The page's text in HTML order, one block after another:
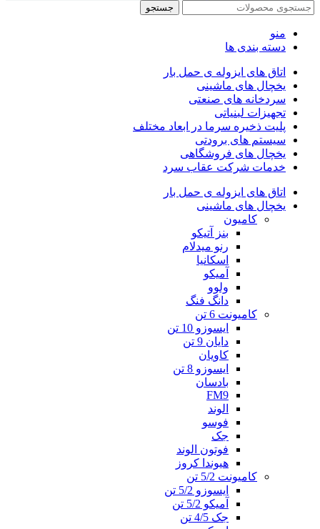
جستجو
منو
دسته بندی ها
اتاق های ایزوله ی حمل بار
یخچال های ماشینی
سردخانه های صنعتی
تجهیزات لبنیاتی
پلیت ذخیره سرما در ابعاد مختلف
سیستم های برودتی
یخچال های فروشگاهی
خدمات شرکت عقاب سرد
اتاق های ایزوله ی حمل بار
یخچال های ماشینی
کامیون
بنز آتیکو
رنو میدلام
اسکانیا
آمیکو
ولوو
دانگ فنگ
کامیونت 6 تن
ایسوزو 10 تن
دایان 9 تن
کاویان
ایسوزو 8 تن
بادسان
FM9
الوند
فوسو
جک
فوتون الوند
هیوندا کروز
کامیونت 5/2 تن
ایسوزو 5/2 تن
آمیکو 5/2 تن
جک 4/5 تن